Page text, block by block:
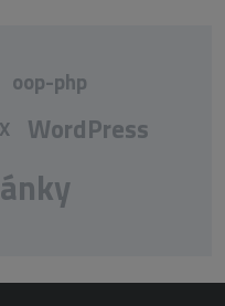
oop-php
WordPress